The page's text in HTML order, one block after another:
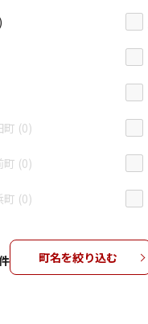
町 (0)
町 (0)
町 (0)
町名を絞り込む